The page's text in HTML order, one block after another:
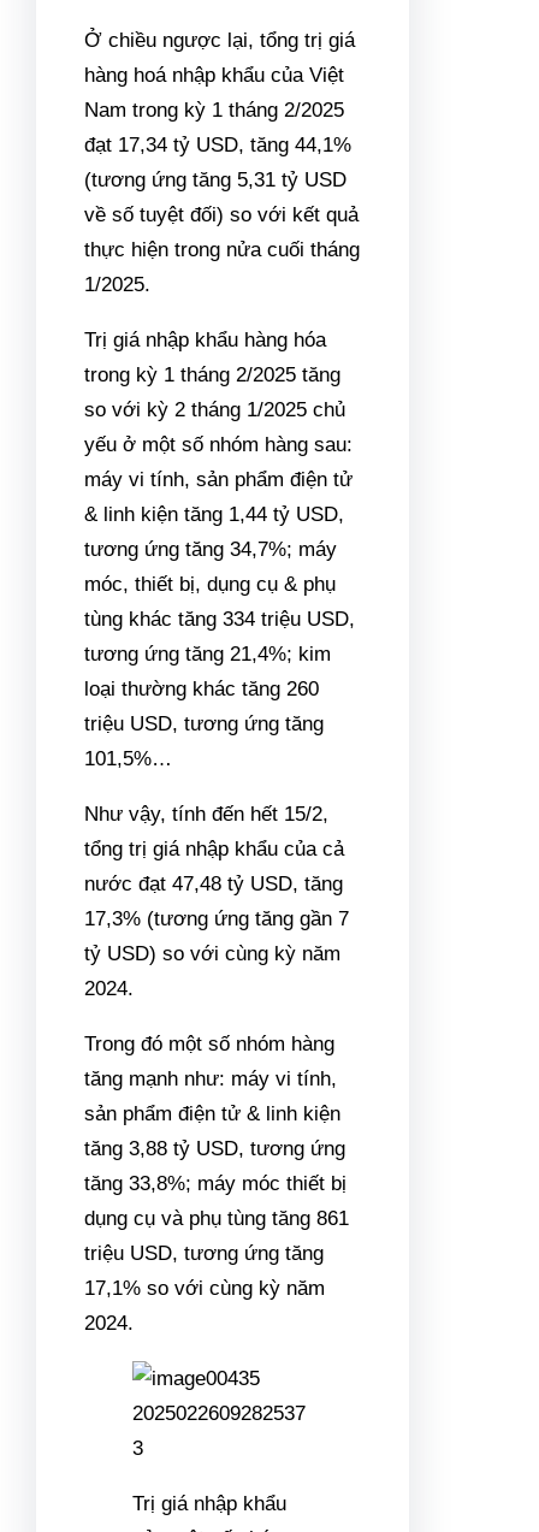
Ở chiều ngược lại, tổng trị giá
hàng hoá nhập khẩu của Việt
Nam trong kỳ 1 tháng 2/2025
đạt 17,34 tỷ USD, tăng 44,1%
(tương ứng tăng 5,31 tỷ USD
về số tuyệt đối) so với kết quả
thực hiện trong nửa cuối tháng
1/2025.
Trị giá nhập khẩu hàng hóa
trong kỳ 1 tháng 2/2025 tăng
so với kỳ 2 tháng 1/2025 chủ
yếu ở một số nhóm hàng sau:
máy vi tính, sản phẩm điện tử
& linh kiện tăng 1,44 tỷ USD,
tương ứng tăng 34,7%; máy
móc, thiết bị, dụng cụ & phụ
tùng khác tăng 334 triệu USD,
tương ứng tăng 21,4%; kim
loại thường khác tăng 260
triệu USD, tương ứng tăng
101,5%…
Như vậy, tính đến hết 15/2,
tổng trị giá nhập khẩu của cả
nước đạt 47,48 tỷ USD, tăng
17,3% (tương ứng tăng gần 7
tỷ USD) so với cùng kỳ năm
2024.
Trong đó một số nhóm hàng
tăng mạnh như: máy vi tính,
sản phẩm điện tử & linh kiện
tăng 3,88 tỷ USD, tương ứng
tăng 33,8%; máy móc thiết bị
dụng cụ và phụ tùng tăng 861
triệu USD, tương ứng tăng
17,1% so với cùng kỳ năm
2024.
Trị giá nhập khẩu